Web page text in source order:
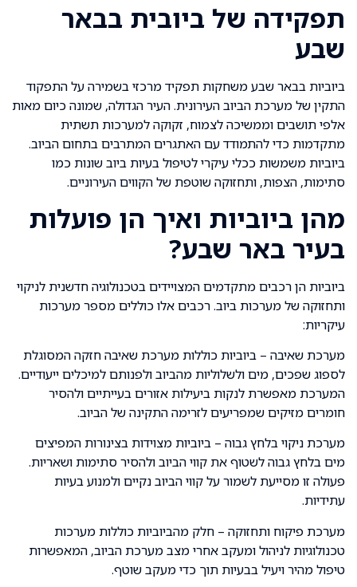
תפקידה של ביובית בבאר
שבע
ביוביות בבאר שבע משחקות תפקיד מרכזי בשמירה על התפקוד
התקין של מערכת הביוב העירונית. העיר הגדולה, שמונה כיום מאות
אלפי תושבים וממשיכה לצמוח, זקוקה למערכות תשתית
מתקדמות כדי להתמודד עם האתגרים המתרבים בתחום הביוב.
ביוביות משמשות ככלי עיקרי לטיפול בעיות ביוב שונות כמו
סתימות, הצפות, ותחזוקה שוטפת של הקווים העירוניים.
מהן ביוביות ואיך הן פועלות
בעיר באר שבע?
ביוביות הן רכבים מתקדמים המצויידים בטכנולוגיה חדשנית לניקוי
ותחזוקה של מערכות ביוב. רכבים אלו כוללים מספר מערכות
עיקריות:
מערכת שאיבה – ביוביות כוללות מערכת שאיבה חזקה המסוגלת
לספוג שפכים, מים ולשלוליות מהביוב ולפנותם למיכלים ייעודיים.
המערכת מאפשרת לנקות ביעילות אזורים בעייתיים ולהסיר
חומרים מזיקים שמפריעים לזרימה התקינה של הביוב.
מערכת ניקוי בלחץ גבוה – ביוביות מצוידות בצינורות המפיצים
מים בלחץ גבוה לשטוף את קווי הביוב ולהסיר סתימות ושאריות.
פעולה זו מסייעת לשמור על קווי הביוב נקיים ולמנוע בעיות
עתידיות.
מערכת פיקוח ותחזוקה – חלק מהביוביות כוללות מערכות
טכנולוגיות לניהול ומעקב אחרי מצב מערכת הביוב, המאפשרות
טיפול מהיר ויעיל בבעיות תוך כדי מעקב שוטף.